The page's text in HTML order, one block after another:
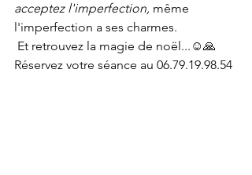
acceptez l'imperfection, même
l'imperfection a ses charmes.
Et retrouvez la magie de noël...☺️🙏
Réservez votre séance au 06.79.19.98.54